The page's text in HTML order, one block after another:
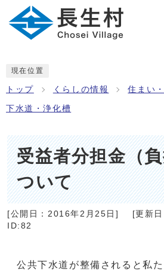
現在位置
トップ くらしの情報 住まい
下水道・浄化槽
受益者分担金（
ついて
[公開日： 2016年2月25日 ] [更新日
ID:82
公共下水道が整備されると私